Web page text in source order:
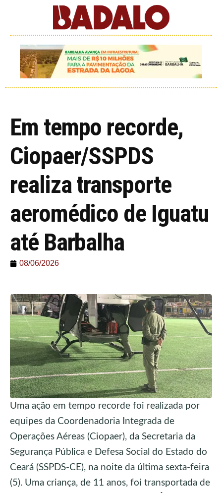
Em tempo recorde,
Ciopaer/SSPDS
realiza transporte
aeromédico de Iguatu
até Barbalha
08/06/2026
Uma ação em tempo recorde foi realizada por
equipes da Coordenadoria Integrada de
Operações Aéreas (Ciopaer), da Secretaria da
Segurança Pública e Defesa Social do Estado do
Ceará (SSPDS-CE), na noite da última sexta-feira
(5). Uma criança, de 11 anos, foi transportada de